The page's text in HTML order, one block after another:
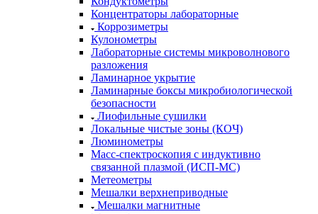
Концентраторы лабораторные
Коррозиметры
Кулонометры
Лабораторные системы микроволнового
разложения
Ламинарное укрытие
Ламинарные боксы микробиологической
безопасности
Лиофильные сушилки
Локальные чистые зоны (КОЧ)
Люминометры
Масс-спектроскопия с индуктивно
связанной плазмой (ИСП-МС)
Метеометры
Мешалки верхнеприводные
Мешалки магнитные